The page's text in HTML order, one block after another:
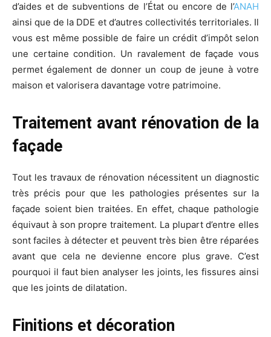
d’aides et de subventions de l’État ou encore de l’ANAH
ainsi que de la DDE et d’autres collectivités territoriales. Il
vous est même possible de faire un crédit d’impôt selon
une certaine condition. Un ravalement de façade vous
permet également de donner un coup de jeune à votre
maison et valorisera davantage votre patrimoine.
Traitement avant rénovation de la
façade
Tout les travaux de rénovation nécessitent un diagnostic
très précis pour que les pathologies présentes sur la
façade soient bien traitées. En effet, chaque pathologie
équivaut à son propre traitement. La plupart d’entre elles
sont faciles à détecter et peuvent très bien être réparées
avant que cela ne devienne encore plus grave. C’est
pourquoi il faut bien analyser les joints, les fissures ainsi
que les joints de dilatation.
Finitions et décoration